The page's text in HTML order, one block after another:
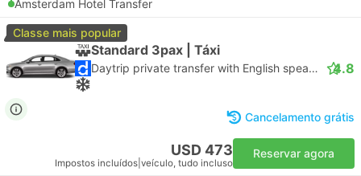
Amsterdam Hotel Transfer
Classe mais popular
Standard 3pax | Táxi
Daytrip private transfer with English speaking driver 4.8
Cancelamento grátis
USD 473
Impostos incluídos veículo, tudo incluso
Reservar agora